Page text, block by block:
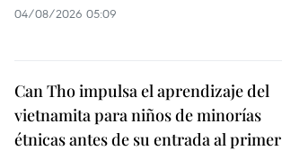
04/08/2026 05:09
Can Tho impulsa el aprendizaje del
vietnamita para niños de minorías
étnicas antes de su entrada al primer